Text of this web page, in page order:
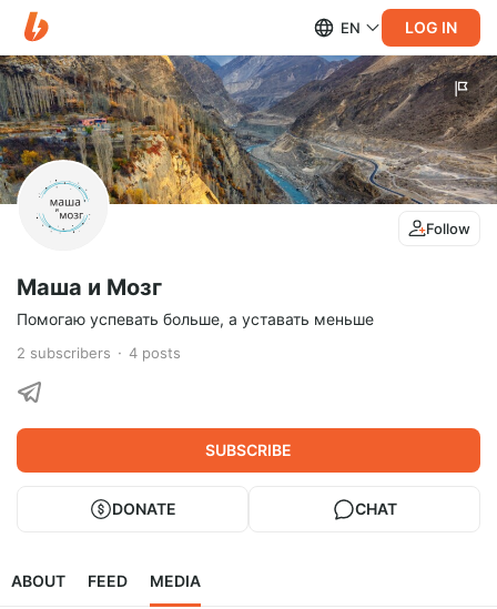
EN LOG IN
Follow
Маша и Мозг
Помогаю успевать больше, а уставать меньше
2 subscribers 4 posts
SUBSCRIBE
DONATE CHAT
ABOUT FEED MEDIA